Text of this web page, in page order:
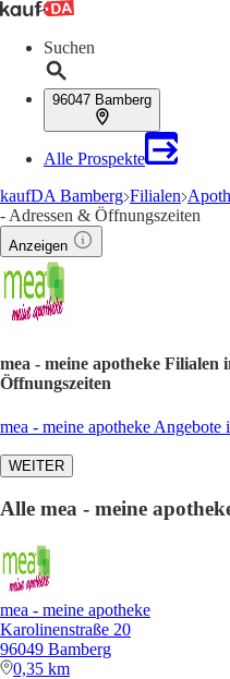
Suchen
96047 Bamberg
Alle Prospekte
kaufDA Bamberg Filialen
- Adressen & Öffnungszeiten
Anzeigen
mea - meine apotheke Filialen
Öffnungszeiten
mea - meine apotheke
WEITER
Alle mea - meine
mea - meine apotheke
Karolinenstraße 20
96049 Bamberg
0,35 km